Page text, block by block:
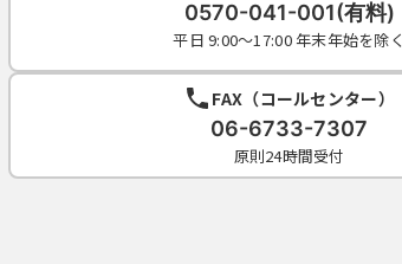
0570-041-001(有料)
平日 9:00～17:00 年末年始を除く
FAX（コールセンター）
06-6733-7307
原則24時間受付